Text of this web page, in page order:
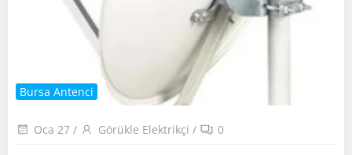
Bursa Antenci
Oca 27 / Görükle Elektrikçi / 0